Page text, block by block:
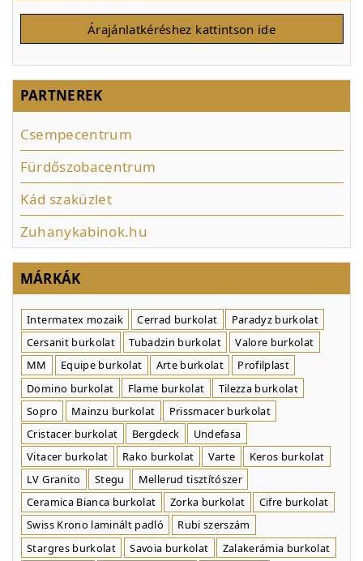
Árajánlatkéréshez kattintson ide
PARTNEREK
Csempecentrum
Fürdőszobacentrum
Kád szaküzlet
Zuhanykabinok.hu
MÁRKÁK
Intermatex mozaik Cerrad burkolat
Paradyz burkolat
Cersanit burkolat
Tubadzin burkolat
Valore burkolat
MM
Equipe burkolat Arte burkolat
Profilplast
Domino burkolat
Flame burkolat
Tilezza burkolat
Sopro
Mainzu burkolat
Prissmacer burkolat
Cristacer burkolat
Bergdeck
Undefasa
Vitacer burkolat
Rako burkolat Varte
Keros burkolat
LV Granito
Stegu
Mellerud tisztítószer
Ceramica Bianca burkolat
Zorka burkolat
Cifre burkolat
Swiss Krono laminált padló
Rubi szerszám
Stargres burkolat
Savoia burkolat
Zalakerámia burkolat